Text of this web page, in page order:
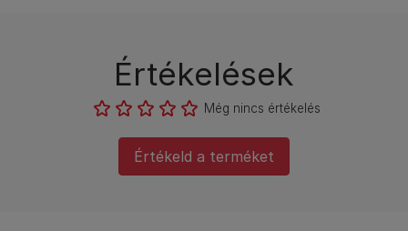
Értékelések
Még nincs értékelés
Értékeld a terméket